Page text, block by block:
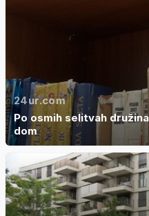
24ur.com
Po osmih selitvah
dom